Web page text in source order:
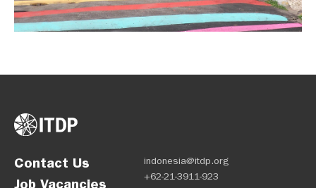
Contact Us
Job Vacancies
indonesia@itdp.org
+62-21-3911-923